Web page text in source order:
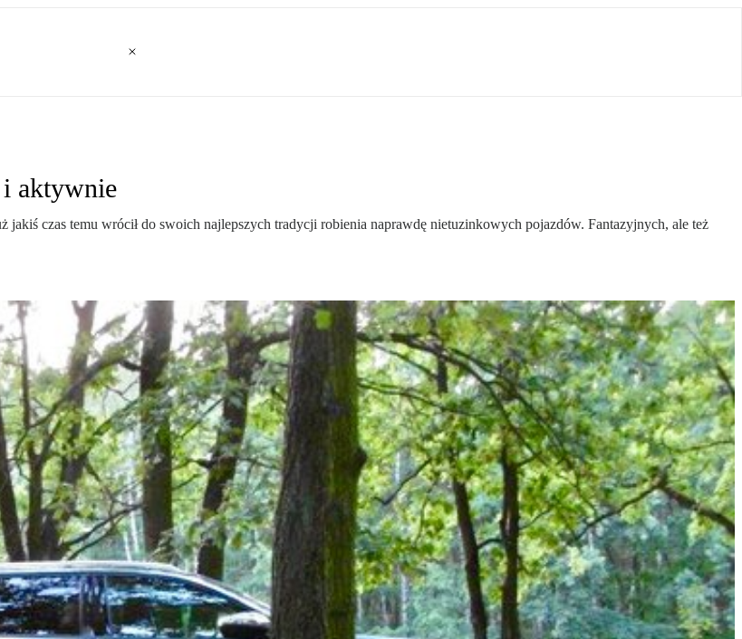
aktywnie
czas temu wrócił do swoich najlepszych tradycji robienia naprawdę nietuzinkowych pojazdów. Fantazyjnych, ale też